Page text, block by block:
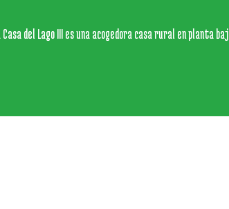
Casa del Lago III es una acogedora casa rural en planta